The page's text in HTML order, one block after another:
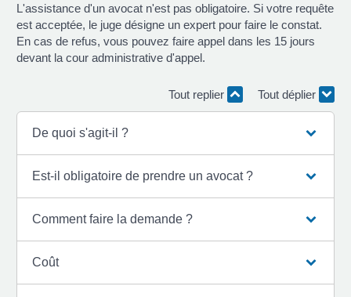
L'assistance d'un avocat n'est pas obligatoire. Si votre requête
est acceptée, le juge désigne un expert pour faire le constat.
En cas de refus, vous pouvez faire appel dans les 15 jours
devant la cour administrative d'appel.
Tout replier Tout déplier
De quoi s'agit-il ?
Est-il obligatoire de prendre un avocat ?
Comment faire la demande ?
Coût